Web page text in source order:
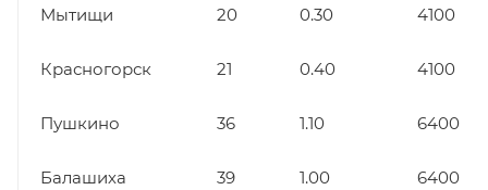
Мытищи 20 0.30 4100
Красногорск 21 0.40 4100
Пушкино 36 1.10 6400
Балашиха 39 1.00 6400